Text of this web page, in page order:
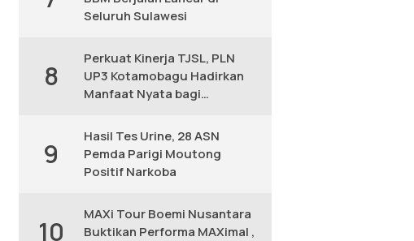
Seluruh Sulawesi
8
Perkuat Kinerja TJSL, PLN
UP3 Kotamobagu Hadirkan
Manfaat Nyata bagi
9
Hasil Tes Urine, 28 ASN
Pemda Parigi Moutong
Positif Narkoba
10
MAXi Tour Boemi Nusantara
Buktikan Performa MAXimal ,